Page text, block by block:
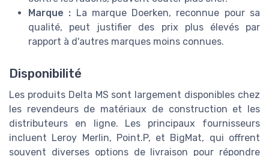
Marque : La marque Doerken, reconnue pour sa
qualité, peut justifier des prix plus élevés par
rapport à d'autres marques moins connues.
Disponibilité
Les produits Delta MS sont largement disponibles chez
les revendeurs de matériaux de construction et les
distributeurs en ligne. Les principaux fournisseurs
incluent Leroy Merlin, Point.P, et BigMat, qui offrent
souvent diverses options de livraison pour répondre